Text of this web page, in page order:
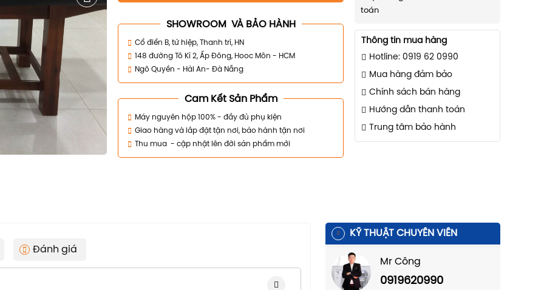
SHOWROOM VÀ BẢO HÀNH
Cổ điển B, tứ hiệp, Thanh trì, HN
148 đường Tô Kí 2, Ấp Đông, Hooc Môn - HCM
Ngô Quyền - Hải An- Đà Nẵng
Cam Kết Sản Phẩm
Máy nguyên hộp 100% - đầy đủ phụ kiện
Giao hàng và lắp đặt tận nơi, bảo hành tận nơi
Thu mua - cập nhật lên đời sản phẩm mới
toán
Thông tin mua hàng
Hotline: 0919 62 0990
Mua hàng đảm bảo
Chính sách bán hàng
Hướng dẫn thanh toán
Trung tâm bảo hành
Đánh giá
KỸ THUẬT CHUYÊN VIÊN
Mr Công
0919620990